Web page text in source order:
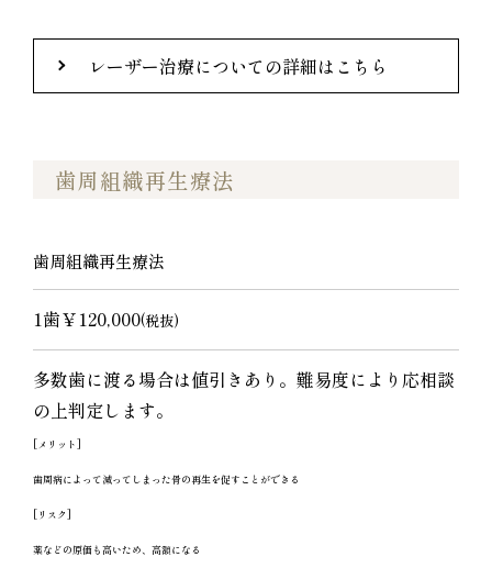
レーザー治療についての詳細はこちら
歯周組織再生療法
歯周組織再生療法
1歯￥120,000(税抜)
多数歯に渡る場合は値引きあり。難易度により応相談
の上判定します。
[メリット]
歯周病によって減ってしまった骨の再生を促すことができる
[リスク]
薬などの原価も高いため、高額になる